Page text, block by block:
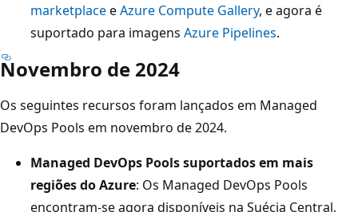
marketplaceeAzure Compute Gallery, e agora é
suportado para imagens Azure Pipelines.
Novembro de 2024
Os seguintes recursos foram lançados em Managed
DevOps Pools em novembro de 2024.
Managed DevOps Pools suportados em mais
regiões do Azure: Os Managed DevOps Pools
encontram-se agora disponíveis na Suécia Central,